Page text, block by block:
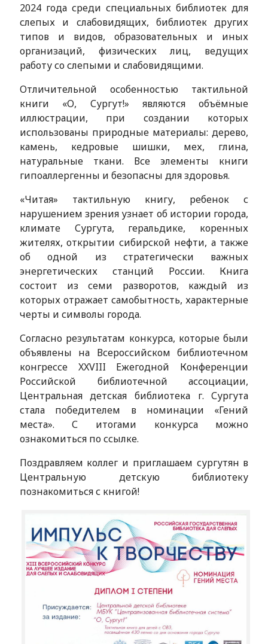
2024 года среди специальных библиотек для
слепых и слабовидящих, библиотек других
типов и видов, образовательных и иных
организаций, физических лиц, ведущих
работу со слепыми и слабовидящими.
Отличительной особенностью тактильной
книги «О, Сургут!» являются объёмные
иллюстрации, при создании которых
использованы природные материалы: дерево,
камень, кедровые шишки, мех, глина,
натуральные ткани. Все элементы книги
гипоаллергенны и безопасны для здоровья.
«Читая» тактильную книгу, ребенок с
нарушением зрения узнает об истории города,
климате Сургута, геральдике, коренных
жителях, открытии сибирской нефти, а также
об одной из стратегически важных
энергетических станций России. Книга
состоит из семи разворотов, каждый из
которых отражает самобытность, характерные
черты и символы города.
Согласно результатам конкурса, которые были
объявлены на Всероссийском библиотечном
конгрессе XXVIII Ежегодной Конференции
Российской библиотечной ассоциации,
Центральная детская библиотека г. Сургута
стала победителем в номинации «Гений
места». С итогами конкурса можно
ознакомиться по ссылке.
Поздравляем коллег и приглашаем сургутян в
Центральную детскую библиотеку
познакомиться с книгой!